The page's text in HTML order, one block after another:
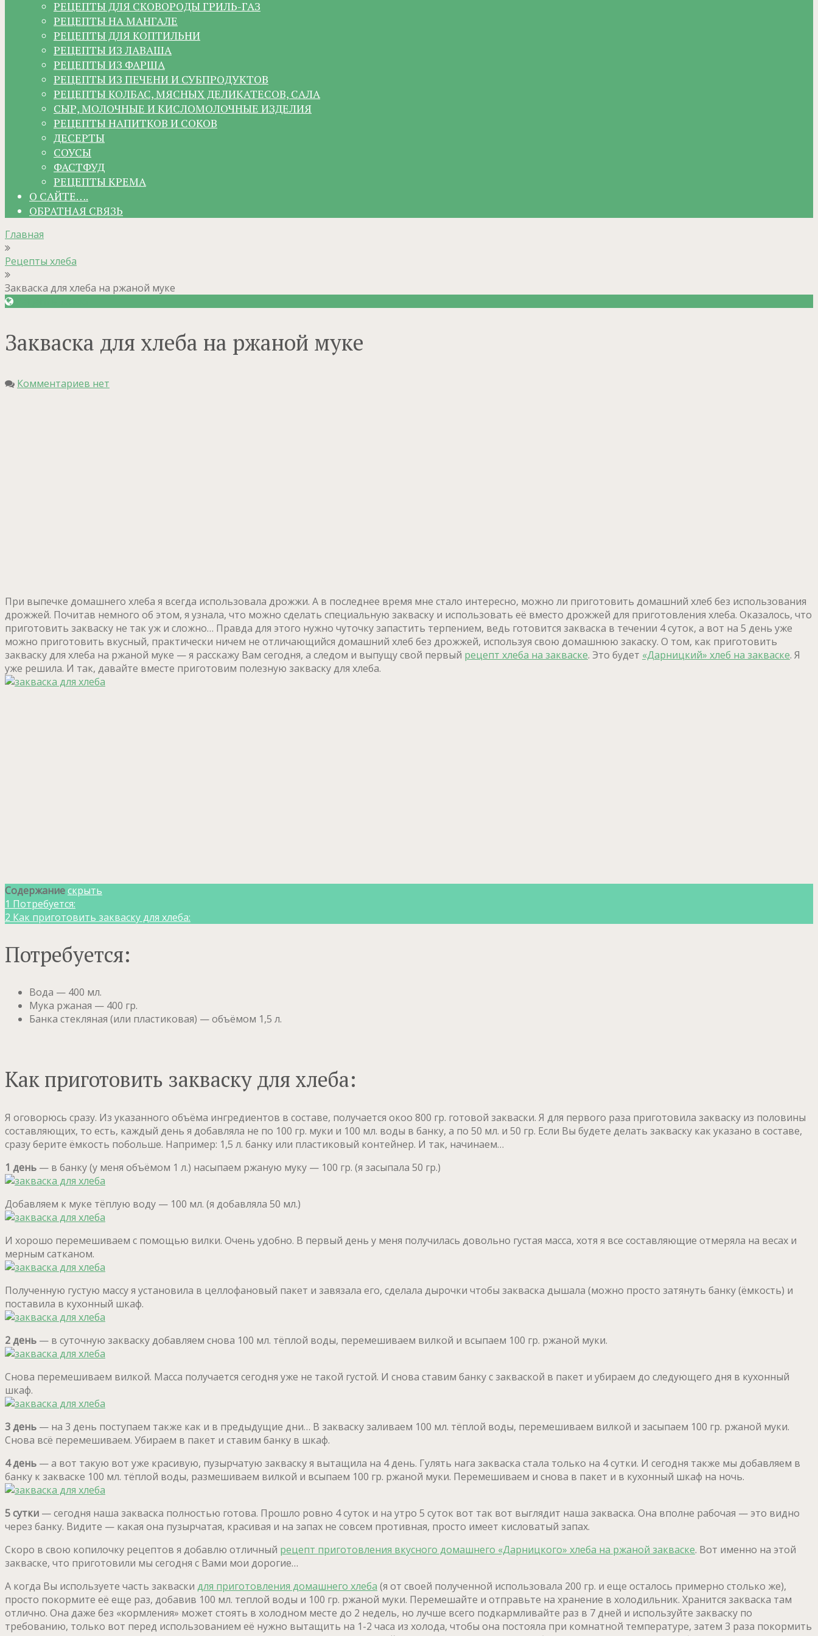
РЕЦЕПТЫ ДЛЯ СКОВОРОДЫ ГРИЛЬ-ГАЗ
РЕЦЕПТЫ НА МАНГАЛЕ
РЕЦЕПТЫ ДЛЯ КОПТИЛЬНИ
РЕЦЕПТЫ ИЗ ЛАВАША
РЕЦЕПТЫ ИЗ ФАРША
РЕЦЕПТЫ ИЗ ПЕЧЕНИ И СУБПРОДУКТОВ
РЕЦЕПТЫ КОЛБАС, МЯСНЫХ ДЕЛИКАТЕСОВ, САЛА
СЫР, МОЛОЧНЫЕ И КИСЛОМОЛОЧНЫЕ ИЗДЕЛИЯ
РЕЦЕПТЫ НАПИТКОВ И СОКОВ
ДЕСЕРТЫ
СОУСЫ
ФАСТФУД
РЕЦЕПТЫ КРЕМА
О САЙТЕ….
ОБРАТНАЯ СВЯЗЬ
Главная
Рецепты хлеба
Закваска для хлеба на ржаной муке
Закваска для хлеба на ржаной муке
Комментариев нет
При выпечке домашнего хлеба я всегда использовала дрожжи. А в последнее время мне стало интересно, можно ли приготовить домашний хлеб без использования
дрожжей. Почитав немного об этом, я узнала, что можно сделать специальную закваску и использовать её вместо дрожжей для приготовления хлеба. Оказалось, что
приготовить закваску не так уж и сложно… Правда для этого нужно чуточку запастить терпением, ведь готовится закваска в течении 4 суток, а вот на 5 день уже
можно приготовить вкусный, практически ничем не отличающийся домашний хлеб без дрожжей, используя свою домашнюю закаску. О том, как приготовить
закваску для хлеба на ржаной муке — я расскажу Вам сегодня, а следом и выпущу свой первый рецепт хлеба на закваске. Это будет «Дарницкий» хлеб на закваске. Я
уже решила. И так, давайте вместе приготовим полезную закваску для хлеба.
Содержаниескрыть
1 Потребуется:
2 Как приготовить закваску для хлеба:
Потребуется:
Вода — 400 мл.
Мука ржаная — 400 гр.
Банка стекляная (или пластиковая) — объёмом 1,5 л.
Как приготовить закваску для хлеба:
Я оговорюсь сразу. Из указанного объёма ингредиентов в составе, получается окоо 800 гр. готовой закваски. Я для первого раза приготовила закваску из половины
составляющих, то есть, каждый день я добавляла не по 100 гр. муки и 100 мл. воды в банку, а по 50 мл. и 50 гр. Если Вы будете делать закваску как указано в составе,
сразу берите ёмкость побольше. Например: 1,5 л. банку или пластиковый контейнер. И так, начинаем…
1 день — в банку (у меня объёмом 1 л.) насыпаем ржаную муку — 100 гр. (я засыпала 50 гр.)
Добавляем к муке тёплую воду — 100 мл. (я добавляла 50 мл.)
И хорошо перемешиваем с помощью вилки. Очень удобно. В первый день у меня получилась довольно густая масса, хотя я все составляющие отмеряла на весах и
мерным сатканом.
Полученную густую массу я установила в целлофановый пакет и завязала его, сделала дырочки чтобы закваска дышала (можно просто затянуть банку (ёмкость) и
поставила в кухонный шкаф.
2 день — в суточную закваску добавляем снова 100 мл. тёплой воды, перемешиваем вилкой и всыпаем 100 гр. ржаной муки.
Снова перемешиваем вилкой. Масса получается сегодня уже не такой густой. И снова ставим банку с закваской в пакет и убираем до следующего дня в кухонный
шкаф.
3 день — на 3 день поступаем также как и в предыдущие дни… В закваску заливаем 100 мл. тёплой воды, перемешиваем вилкой и засыпаем 100 гр. ржаной муки.
Снова всё перемешиваем. Убираем в пакет и ставим банку в шкаф.
4 день — а вот такую вот уже красивую, пузырчатую закваску я вытащила на 4 день. Гулять нага закваска стала только на 4 сутки. И сегодня также мы добавляем в
банку к закваске 100 мл. тёплой воды, размешиваем вилкой и всыпаем 100 гр. ржаной муки. Перемешиваем и снова в пакет и в кухонный шкаф на ночь.
5 сутки — сегодня наша закваска полностью готова. Прошло ровно 4 суток и на утро 5 суток вот так вот выглядит наша закваска. Она вполне рабочая — это видно
через банку. Видите — какая она пузырчатая, красивая и на запах не совсем противная, просто имеет кисловатый запах.
Скоро в свою копилочку рецептов я добавлю отличный рецепт приготовления вкусного домашнего «Дарницкого» хлеба на ржаной закваске. Вот именно на этой
закваске, что приготовили мы сегодня с Вами мои дорогие…
А когда Вы используете часть закваски для приготовления домашнего хлеба (я от своей полученной использовала 200 гр. и еще осталось примерно столько же),
просто покормите её еще раз, добавив 100 мл. теплой воды и 100 гр. ржаной муки. Перемешайте и отправьте на хранение в холодильник. Хранится закваска там
отлично. Она даже без «кормления» может стоять в холодном месте до 2 недель, но лучше всего подкармливайте раз в 7 дней и используйте закваску по
требованию, только вот перед использованием её нужно вытащить на 1-2 часа из холода, чтобы она постояла при комнатной температуре, затем 3 раза покормить